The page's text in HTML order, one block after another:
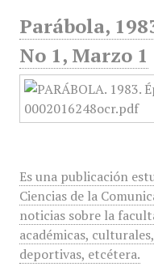
Parábola,
No 1, Marzo 1
Es una publicación
Ciencias de la
noticias sobre la
académicas,
deportivas, etcétera.